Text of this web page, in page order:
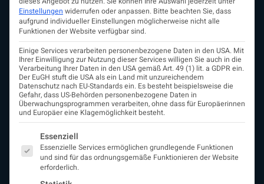
ÖGN
Über uns
Vorstand
Beirat
Arbeitsgemeinschaften
assoziierte Gesellschaften
EAN
Fördermitglieder
Entwicklung der Neurologoie
Einstellungen widerrufen oder anpassen. Bitte beachten Sie, dass
aufgrund individueller Einstellungen möglicherweise nicht alle
Funktionen der Website verfügbar sind.
Einige Services verarbeiten personenbezogene Daten in den USA. Mit
Ihrer Einwilligung zur Nutzung dieser Services willigen Sie auch in die
Verarbeitung Ihrer Daten in den USA gemäß Art. 49 (1) lit. a GDPR ein.
Der EuGH stuft die USA als ein Land mit unzureichendem
Datenschutz nach EU-Standards ein. Es besteht beispielsweise die
Gefahr, dass US-Behörden personenbezogene Daten in
Überwachungsprogrammen verarbeiten, ohne dass für Europäerinnen
und Europäer eine Klagemöglichkeit besteht.
Es folgt eine Liste der Service-Gruppen, für die eine
Essenziell
Essenzielle Services ermöglichen grundlegende Funktionen
und sind für das ordnungsgemäße Funktionieren der Website
erforderlich.